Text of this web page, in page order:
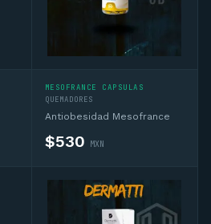
MESOFRANCE CAPSULAS
QUEMADORES
Antiobesidad Mesofrance
$530 MXN